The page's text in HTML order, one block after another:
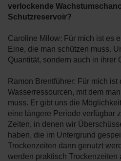
verlockende
Schutzreservoir?
Caroline Milow: Für mich ist es
Eine, die man schützen muss.
Quantität, sondern auch in ihrer
Ramon Brentführer: Für mich
Wasserressourcen, mit dem
muss. Er gibt uns die
eine längere Periode verfügbar
Zeiten, in denen wir
haben, die im Untergrund
Trockenzeiten dann genutzt
werden praktisch Trockenzeiten